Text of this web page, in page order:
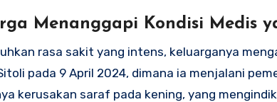
Menanggapi Kondisi Medis
rasa sakit yang intens, keluarganya
pada 9 April 2024, dimana ia menjalani
kerusakan saraf pada kening, yang